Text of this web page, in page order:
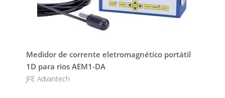
Medidor de corrente eletromagnético portátil
1D para rios AEM1-DA
JFE Advantech